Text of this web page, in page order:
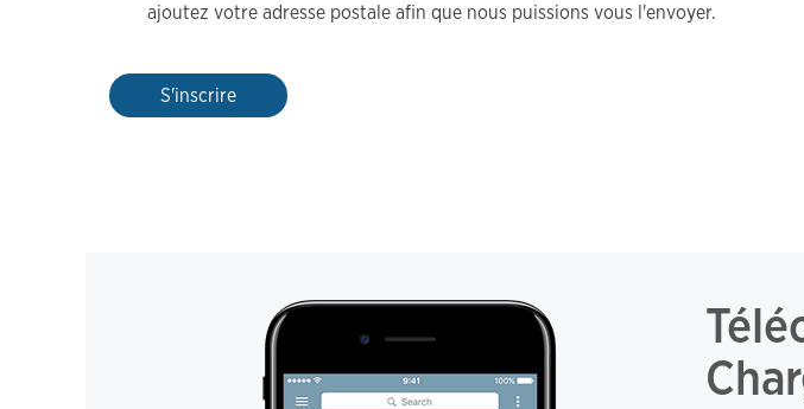
ajoutez votre adresse postale afin que nous puissions vous l'envoyer.
S'inscrire